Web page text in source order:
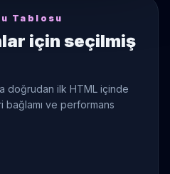
Tablosu
için seçilmiş
doğrudan ilk HTML içinde
bağlamı ve performans